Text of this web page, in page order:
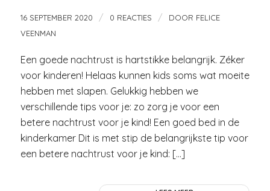
16 SEPTEMBER 2020 / 0 REACTIES / DOOR FELICE
VEENMAN
Een goede nachtrust is hartstikke belangrijk. Zéker
voor kinderen! Helaas kunnen kids soms wat moeite
hebben met slapen. Gelukkig hebben we
verschillende tips voor je: zo zorg je voor een
betere nachtrust voor je kind! Een goed bed in de
kinderkamer Dit is met stip de belangrijkste tip voor
een betere nachtrust voor je kind: […]